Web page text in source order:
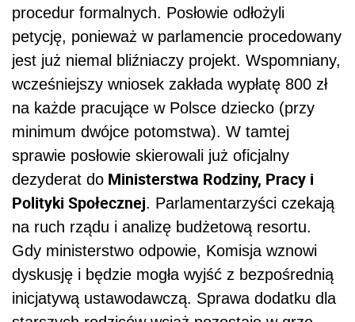
procedur formalnych. Posłowie odłożyli
petycję, ponieważ w parlamencie procedowany
jest już niemal bliźniaczy projekt. Wspomniany,
wcześniejszy wniosek zakłada wypłatę 800 zł
na każde pracujące w Polsce dziecko (przy
minimum dwójce potomstwa). W tamtej
sprawie posłowie skierowali już oficjalny
dezyderat do Ministerstwa Rodziny, Pracy i
Polityki Społecznej. Parlamentarzyści czekają
na ruch rządu i analizę budżetową resortu.
Gdy ministerstwo odpowie, Komisja wznowi
dyskusję i będzie mogła wyjść z bezpośrednią
inicjatywą ustawodawczą. Sprawa dodatku dla